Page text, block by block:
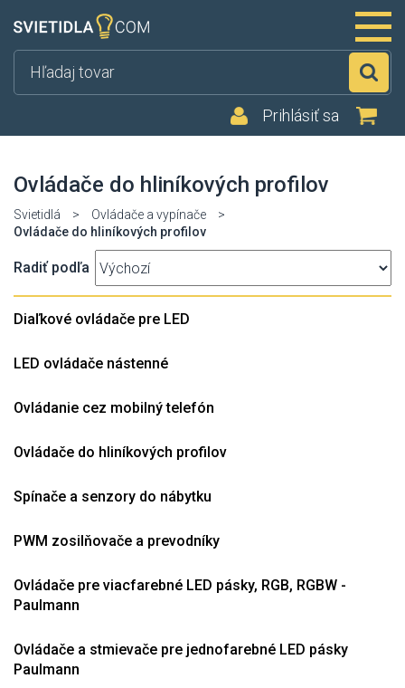
Prihlásiť sa
Ovládače do hliníkových profilov
Svietidlá > Ovládače a vypínače
>
Ovládače do hliníkových profilov
Radiť podľa
Diaľkové ovládače pre LED
LED ovládače nástenné
Ovládanie cez mobilný telefón
Ovládače do hliníkových profilov
Spínače a senzory do nábytku
PWM zosilňovače a prevodníky
Ovládače pre viacfarebné LED pásky, RGB, RGBW -
Paulmann
Ovládače a stmievače pre jednofarebné LED pásky
Paulmann